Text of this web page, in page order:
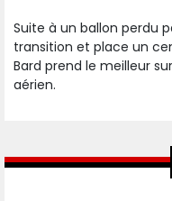
Suite à un ballon perdu
transition et place un
Bard prend le meilleur
aérien.